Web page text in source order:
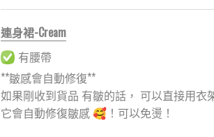
連身裙-Cream
有腰帶
**皺感會自動修復**
如果剛收到貨品 有皺的話， 可以直接用衣
它會自動修復皺感 🥰！可以免燙！